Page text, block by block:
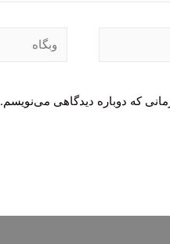
وبگاه
که دوباره دیدگاهی می‌نویسم.